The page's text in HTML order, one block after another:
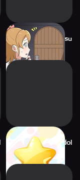
2-taku de Dasshutsu
Game
Raise My Perfect idol